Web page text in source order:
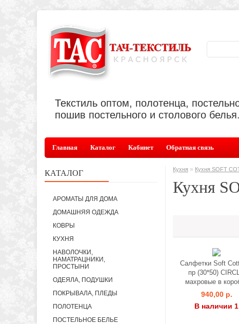
Текстиль оптом, полотенца,
пошив постельного и столового белья.
Главная Каталог Кабинет Обратная связь
КАТАЛОГ
АРОМАТЫ ДЛЯ ДОМА
ДОМАШНЯЯ ОДЕЖДА
КОВРЫ
КУХНЯ
НАВОЛОЧКИ,
НАМАТРАЦНИКИ,
ПРОСТЫНИ
ОДЕЯЛА, ПОДУШКИ
ПОКРЫВАЛА, ПЛЕДЫ
ПОЛОТЕНЦА
ПОСТЕЛЬНОЕ БЕЛЬЕ
Кухня » Кухня SOFT
Кухня
Салфетки Soft
пр (30*50)
махровые в
940,00 р.
В наличии 1